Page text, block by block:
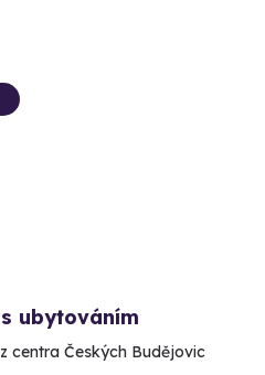
ubytováním
centra Českých Budějovic